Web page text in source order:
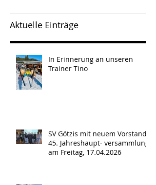
Aktuelle Einträge
In Erinnerung an unseren
Trainer Tino
SV Götzis mit neuem Vorstand -
45. Jahreshaupt- versammlung
am Freitag, 17.04.2026